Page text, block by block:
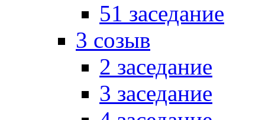
51 заседание
3 созыв
2 заседание
3 заседание